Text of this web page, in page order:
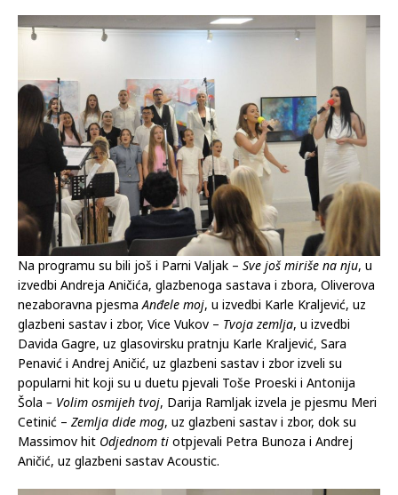
Na programu su bili još i Parni Valjak – Sve još miriše na nju, u
izvedbi Andreja Aničića, glazbenoga sastava i zbora, Oliverova
nezaboravna pjesmaAnđele moj, u izvedbi Karle Kraljević, uz
glazbeni sastav i zbor, Vice Vukov – Tvoja zemlja, u izvedbi
Davida Gagre, uz glasovirsku pratnju Karle Kraljević, Sara
Penavić i Andrej Aničić, uz glazbeni sastav i zbor izveli su
popularni hit koji su u duetu pjevali Toše Proeski i Antonija
Šola – Volim osmijeh tvoj, Darija Ramljak izvela je pjesmu Meri
Cetinić – Zemlja dide mog, uz glazbeni sastav i zbor, dok su
Massimov hit Odjednom ti otpjevali Petra Bunoza i Andrej
Aničić, uz glazbeni sastav Acoustic.